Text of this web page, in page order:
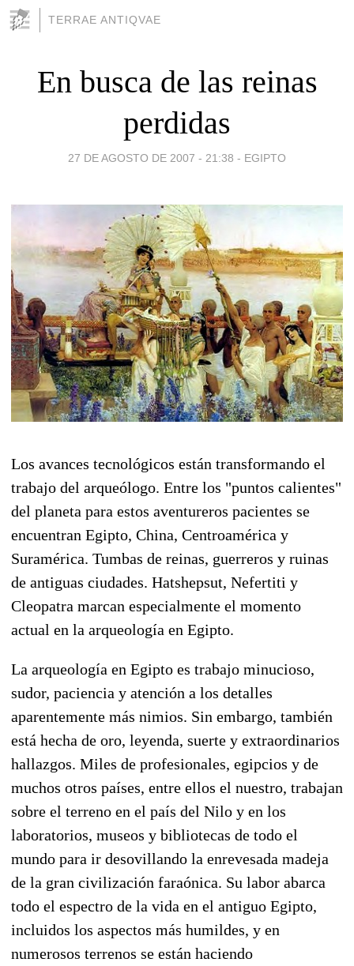
TERRAE ANTIQVAE
En busca de las reinas
perdidas
27 DE AGOSTO DE 2007 - 21:38 - EGIPTO
Los avances tecnológicos están transformando el
trabajo del arqueólogo. Entre los "puntos calientes"
del planeta para estos aventureros pacientes se
encuentran Egipto, China, Centroamérica y
Suramérica. Tumbas de reinas, guerreros y ruinas
de antiguas ciudades. Hatshepsut, Nefertiti y
Cleopatra marcan especialmente el momento
actual en la arqueología en Egipto.
La arqueología en Egipto es trabajo minucioso,
sudor, paciencia y atención a los detalles
aparentemente más nimios. Sin embargo, también
está hecha de oro, leyenda, suerte y extraordinarios
hallazgos. Miles de profesionales, egipcios y de
muchos otros países, entre ellos el nuestro, trabajan
sobre el terreno en el país del Nilo y en los
laboratorios, museos y bibliotecas de todo el
mundo para ir desovillando la enrevesada madeja
de la gran civilización faraónica. Su labor abarca
todo el espectro de la vida en el antiguo Egipto,
incluidos los aspectos más humildes, y en
numerosos terrenos se están haciendo